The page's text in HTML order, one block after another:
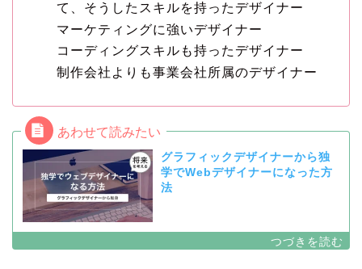
て、そうしたスキルを持ったデザイナー
マーケティングに強いデザイナー
コーディングスキルも持ったデザイナー
制作会社よりも事業会社所属のデザイナー
グラフィックデザイナーから独
学でWebデザイナーになった方
法